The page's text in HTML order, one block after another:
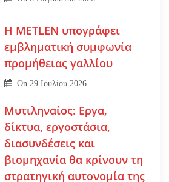
Η METLEN υπογράφει
εμβληματική συμφωνία
προμήθειας γαλλίου
On 29 Ιουλίου 2026
Μυτιληναίος: Εργα,
δίκτυα, εργοστάσια,
διασυνδέσεις και
βιομηχανία θα κρίνουν τη
στρατηγική αυτονομία της